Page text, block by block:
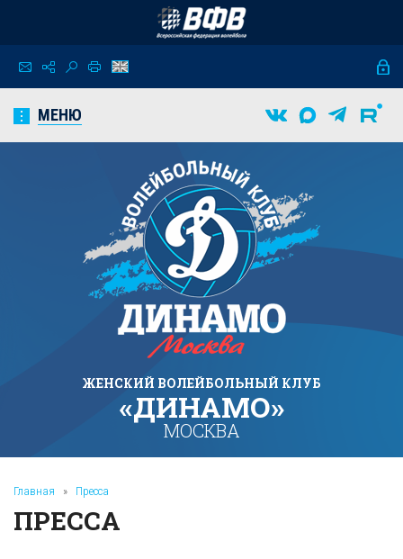
МЕНЮ
ЖЕНСКИЙ ВОЛЕЙБОЛЬНЫЙ КЛУБ
«ДИНАМО»
МОСКВА
Главная » Пресса
ПРЕССА